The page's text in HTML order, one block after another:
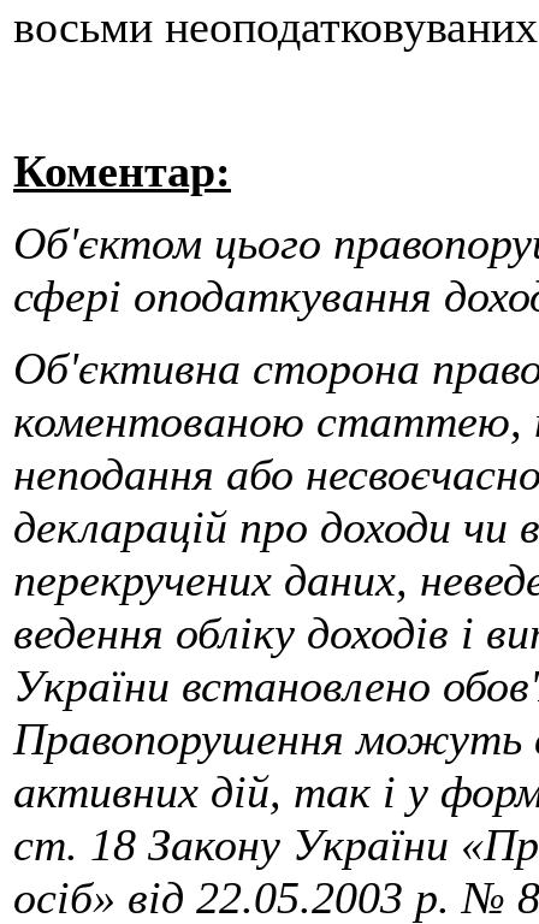
восьми
Коментар:
Об'єктом цього
сфері оподаткування
Об'єктивна сторона
коментованою статтею,
неподання або
декларацій про доходи чи
перекручених даних,
ведення обліку доходів і
України встановлено
Правопорушення можуть
активних дій, так і у
ст. 18 Закону України
осіб» від 22.05.2003 р. №